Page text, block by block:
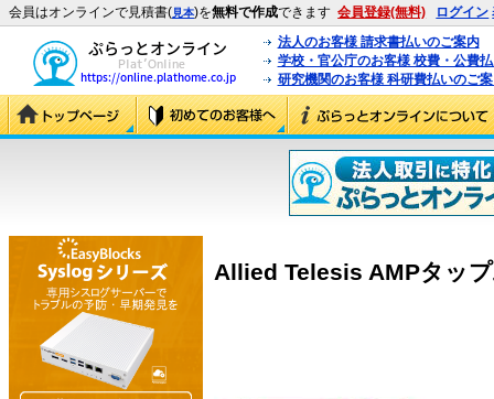
会員はオンラインで見積書(見本)を無料で作成できます 会員登録(無料) ログイン
法人のお客様 請求書払いのご案内
学校・官公庁のお客様 校費・公費
研究機関のお客様 科研費払いのご
Allied Telesis AMPタッ